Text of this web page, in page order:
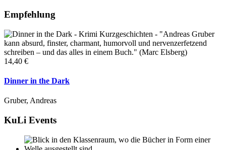
Empfehlung
14,40 €
Dinner in the Dark
Gruber, Andreas
KuLi Events